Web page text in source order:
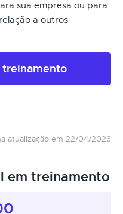
sua empresa ou para
a outros
atualização em 22/04/2026
em treinamento